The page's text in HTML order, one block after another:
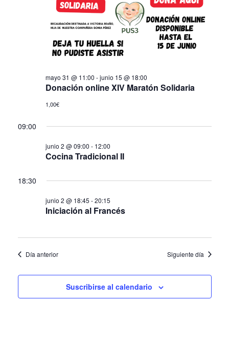
Donación online XIV Maratón Solidaria
mayo 31 @ 11:00 -junio 15 @ 18:00
1,00€
09:00
Cocina Tradicional II
junio 2 @ 09:00 - 12:00
18:30
Iniciación al Francés
junio 2 @ 18:45 -20:15
Día anterior Siguiente día
Suscribirse al calendario